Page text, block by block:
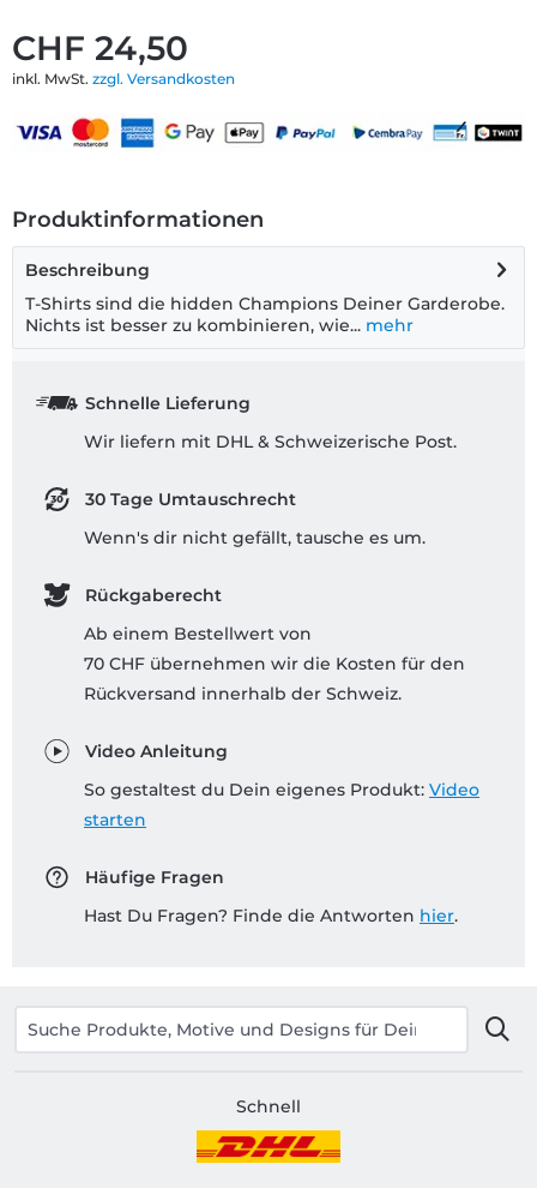
CHF 24,50
inkl. MwSt. zzgl. Versandkosten
Produktinformationen
Beschreibung
T-Shirts sind die hidden Champions Deiner Garderobe.
Nichts ist besser zu kombinieren, wie... mehr
Schnelle Lieferung
Wir liefern mit DHL & Schweizerische Post.
30 Tage Umtauschrecht
Wenn's dir nicht gefällt, tausche es um.
Rückgaberecht
Ab einem Bestellwert von
70 CHF übernehmen wir die Kosten für den
Rückversand innerhalb der Schweiz.
Video Anleitung
So gestaltest du Dein eigenes Produkt: Video
starten
Häufige Fragen
Hast Du Fragen? Finde die Antworten hier.
Schnell